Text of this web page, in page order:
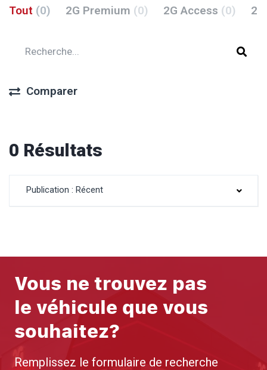
Tout (0) 2G Premium (0) 2G Access (0)
Comparer
0 Résultats
Publication : Récent
Vous ne trouvez pas
le véhicule que vous
souhaitez?
Remplissez le formulaire de recherche